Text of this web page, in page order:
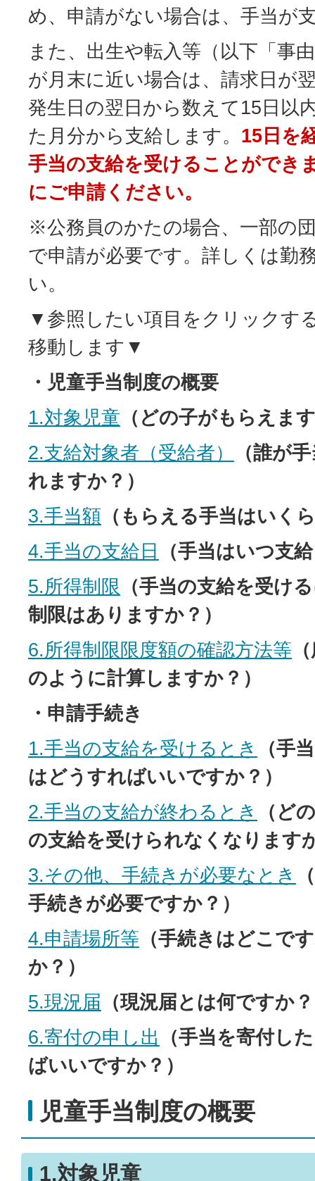
め、申請がない場合は、手当が
また、出生や転入等（以下「事
が月末に近い場合は、請求日が
発生日の翌日から数えて15日以
た月分から支給します。 15日を
手当の支給を受けることができ
にご申請ください。
※公務員のかたの場合、一部の
で申請が必要です。詳しくは勤
い。
▼参照したい項目をクリックす
移動します▼
・児童手当制度の概要
1.対象児童 （どの子がもらえま
2.支給対象者（受給者）
（誰が
れますか？）
3.手当額 （もらえる手当はいく
4.手当の支給日
（手当はいつ支
5.所得制限 （手当の支給を受け
制限はありますか？）
6.所得制限限度額の確認方法等
のように計算しますか？）
・申請手続き
1.手当の支給を受けるとき
（手
はどうすればいいですか？）
2.手当の支給が終わるとき
（ど
の支給を受けられなくなります
3.その他、手続きが必要なとき
手続きが必要ですか？）
4.申請場所等 （手続きはどこで
か？）
5.現況届 （現況届とは何ですか
6.寄付の申し出
（手当を寄付し
ばいいですか？）
児童手当制度の概要
1.対象児童